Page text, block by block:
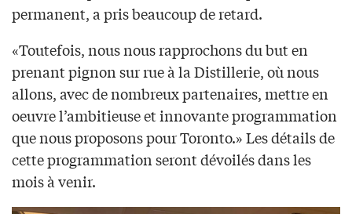
permanent, a pris beaucoup de retard.
«Toutefois, nous nous rapprochons du but en
prenant pignon sur rue à la Distillerie, où nous
allons, avec de nombreux partenaires, mettre en
oeuvre l’ambitieuse et innovante programmation
que nous proposons pour Toronto.» Les détails de
cette programmation seront dévoilés dans les
mois à venir.